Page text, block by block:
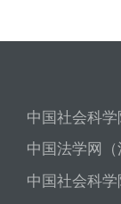
中国社会科学
中国法学网（
中国社会科学